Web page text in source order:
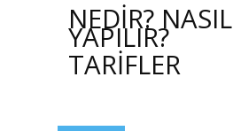
NEDİR? NASIL
YAPILIR?
TARİFLER